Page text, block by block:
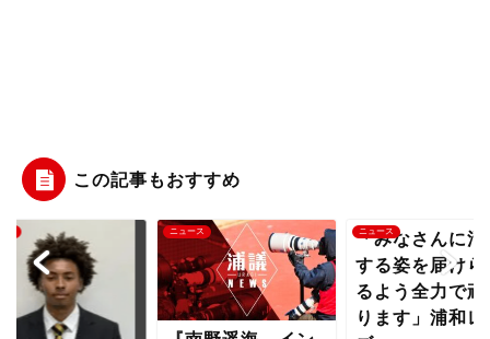
この記事もおすすめ
ニュース ニュース
「みなさんに活
する姿を届けら
るよう全力で頑
ります」浦和レ